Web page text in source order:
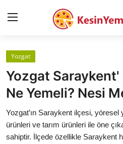
AnaSayfa
Gizlilik Sözleşmesi
Rüya Tabirleri
Diyet & Sağlıklı Beslenme
Yozgat
Yozgat Saraykent'
Ne Yemeli? Nesi
Yozgat’ın Saraykent ilçesi,
ürünleri ve tarım ürünleri ile öne
sahiptir. İlçede özellikle Saraykent